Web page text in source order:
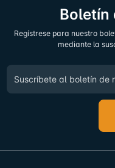
Boletín
Regístrese para nuestro
mediante la